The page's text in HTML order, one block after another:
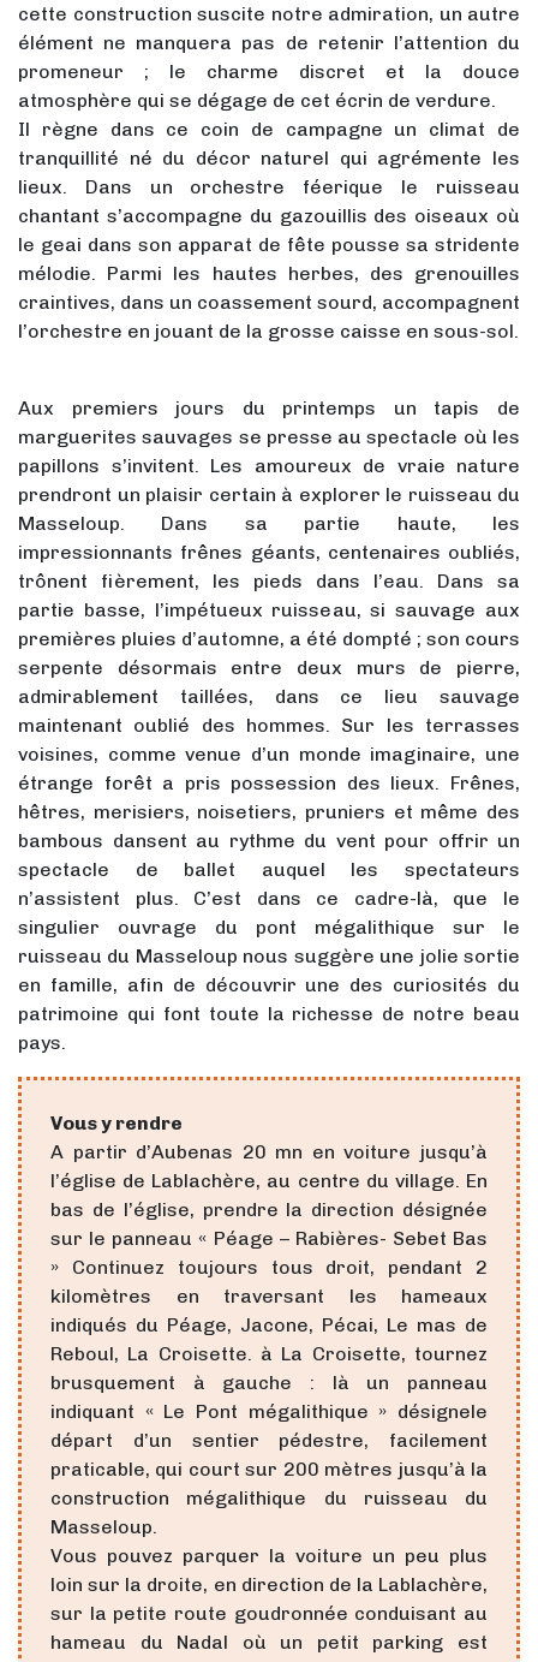
cette construction suscite notre admiration, un autre
élément ne manquera pas de retenir l’attention du
promeneur ; le charme discret et la douce
atmosphère qui se dégage de cet écrin de verdure.
Il règne dans ce coin de campagne un climat de
tranquillité né du décor naturel qui agrémente les
lieux. Dans un orchestre féerique le ruisseau
chantant s’accompagne du gazouillis des oiseaux où
le geai dans son apparat de fête pousse sa stridente
mélodie. Parmi les hautes herbes, des grenouilles
craintives, dans un coassement sourd, accompagnent
l’orchestre en jouant de la grosse caisse en sous-sol.
Aux premiers jours du printemps un tapis de
marguerites sauvages se presse au spectacle où les
papillons s’invitent. Les amoureux de vraie nature
prendront un plaisir certain à explorer le ruisseau du
Masseloup. Dans sa partie haute, les
impressionnants frênes géants, centenaires oubliés,
trônent fièrement, les pieds dans l’eau. Dans sa
partie basse, l’impétueux ruisseau, si sauvage aux
premières pluies d’automne, a été dompté ; son cours
serpente désormais entre deux murs de pierre,
admirablement taillées, dans ce lieu sauvage
maintenant oublié des hommes. Sur les terrasses
voisines, comme venue d’un monde imaginaire, une
étrange forêt a pris possession des lieux. Frênes,
hêtres, merisiers, noisetiers, pruniers et même des
bambous dansent au rythme du vent pour offrir un
spectacle de ballet auquel les spectateurs
n’assistent plus. C’est dans ce cadre-là, que le
singulier ouvrage du pont mégalithique sur le
ruisseau du Masseloup nous suggère une jolie sortie
en famille, afin de découvrir une des curiosités du
patrimoine qui font toute la richesse de notre beau
pays.
Vous y rendre
A partir d’Aubenas 20 mn en voiture jusqu’à
l’église de Lablachère, au centre du village. En
bas de l’église, prendre la direction désignée
sur le panneau « Péage – Rabières- Sebet Bas
» Continuez toujours tous droit, pendant 2
kilomètres en traversant les hameaux
indiqués du Péage, Jacone, Pécai, Le mas de
Reboul, La Croisette. à La Croisette, tournez
brusquement à gauche : là un panneau
indiquant « Le Pont mégalithique » désignele
départ d’un sentier pédestre, facilement
praticable, qui court sur 200 mètres jusqu’à la
construction mégalithique du ruisseau du
Masseloup.
Vous pouvez parquer la voiture un peu plus
loin sur la droite, en direction de la Lablachère,
sur la petite route goudronnée conduisant au
hameau du Nadal où un petit parking est